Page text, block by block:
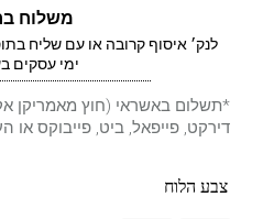
משלוח
ימי עסקים
דירקט, פייפאל, ביט, פייבוקס או
צבע הלוח